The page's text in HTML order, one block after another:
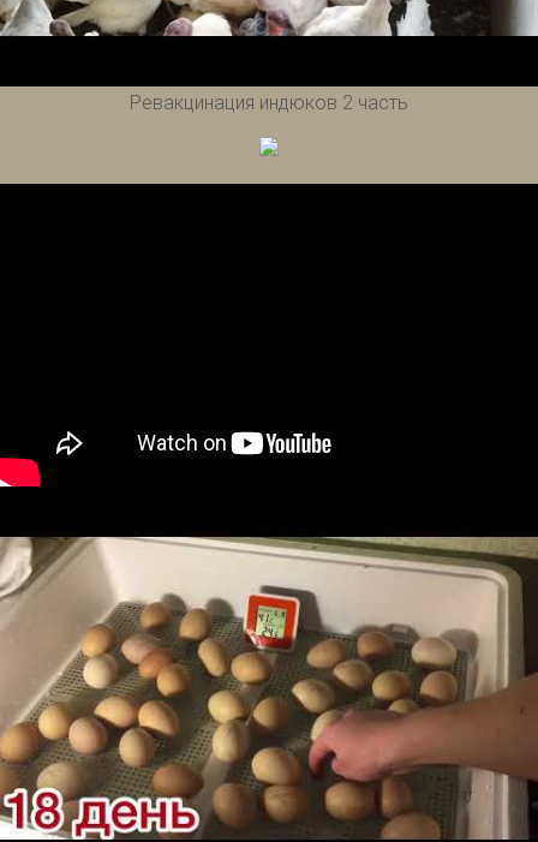
Ревакцинация индюков 2 часть